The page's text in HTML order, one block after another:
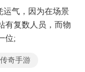
运气，因为在场景
有复数人员，而物
位;
传奇手游